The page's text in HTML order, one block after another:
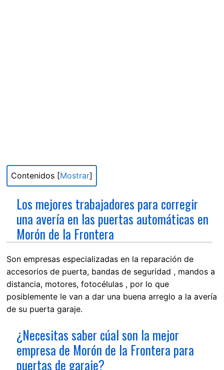
Contenidos [Mostrar]
Los mejores trabajadores para corregir
una avería en las puertas automáticas en
Morón de la Frontera
Son empresas especializadas en la reparación de
accesorios de puerta, bandas de seguridad , mandos a
distancia, motores, fotocélulas , por lo que
posiblemente le van a dar una buena arreglo a la avería
de su puerta garaje.
¿Necesitas saber cúal son la mejor
empresa de Morón de la Frontera para
puertas de garaje?